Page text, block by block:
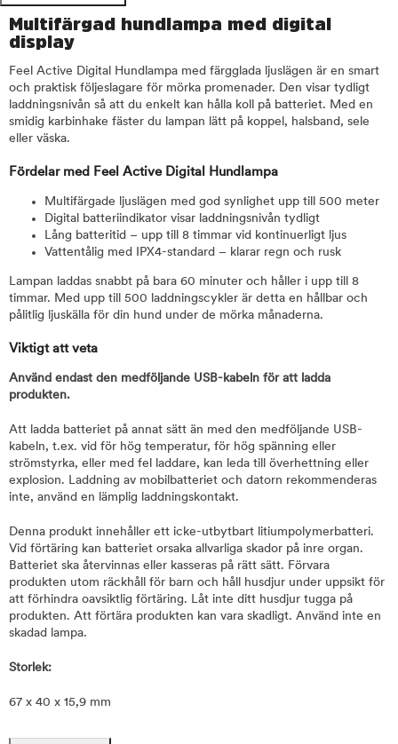
Multifärgad hundlampa med digital
display
Feel Active Digital Hundlampa med färgglada ljuslägen är en smart
och praktisk följeslagare för mörka promenader. Den visar tydligt
laddningsnivån så att du enkelt kan hålla koll på batteriet. Med en
smidig karbinhake fäster du lampan lätt på koppel, halsband, sele
eller väska.
Fördelar med Feel Active Digital Hundlampa
Multifärgade ljuslägen med god synlighet upp till 500 meter
Digital batteriindikator visar laddningsnivån tydligt
Lång batteritid – upp till 8 timmar vid kontinuerligt ljus
Vattentålig med IPX4-standard – klarar regn och rusk
Lampan laddas snabbt på bara 60 minuter och håller i upp till 8
timmar. Med upp till 500 laddningscykler är detta en hållbar och
pålitlig ljuskälla för din hund under de mörka månaderna.
Viktigt att veta
Använd endast den medföljande USB-kabeln för att ladda
produkten.
Att ladda batteriet på annat sätt än med den medföljande USB-
kabeln, t.ex. vid för hög temperatur, för hög spänning eller
strömstyrka, eller med fel laddare, kan leda till överhettning eller
explosion. Laddning av mobilbatteriet och datorn rekommenderas
inte, använd en lämplig laddningskontakt.
Denna produkt innehåller ett icke-utbytbart litiumpolymerbatteri.
Vid förtäring kan batteriet orsaka allvarliga skador på inre organ.
Batteriet ska återvinnas eller kasseras på rätt sätt. Förvara
produkten utom räckhåll för barn och håll husdjur under uppsikt för
att förhindra oavsiktlig förtäring. Låt inte ditt husdjur tugga på
produkten. Att förtära produkten kan vara skadligt. Använd inte en
skadad lampa.
Storlek:
67 x 40 x 15,9 mm